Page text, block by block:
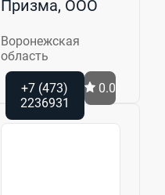
Призма, ООО
Воронежская
область
+7 (473)
2236931
0.0